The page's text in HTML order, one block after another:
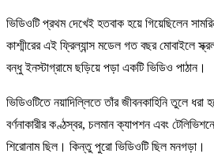
ভিডিওটি প্রথম দেখেই হতবাক হয়ে গিয়েছিলেন
কাশ্মীরের এই ফ্রিল্যান্স মডেল গত বছর মোবাইলে
বন্ধু ইনস্টাগ্রামে ছড়িয়ে পড়া একটি ভিডিও পাঠান।
ভিডিওটিতে নয়াদিল্লিতে তাঁর জীবনকাহিনি তুলে
বর্ণনাকারীর কণ্ঠস্বর, চলমান ক্যাপশন এবং
শিরোনাম ছিল। কিন্তু পুরো ভিডিওটি ছিল মনগড়া।